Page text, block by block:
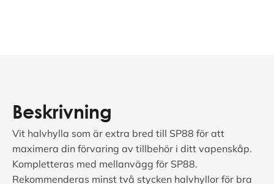
Beskrivning
Vit halvhylla som är extra bred till SP88 för att
maximera din förvaring av tillbehör i ditt vapenskåp.
Kompletteras med mellanvägg för SP88.
Rekommenderas minst två stycken halvhyllor för bra